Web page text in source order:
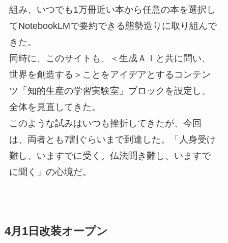
組み、いつでも1万冊近い本から任意の本を選択し
てNotebookLMで要約できる態勢造りに取り組んで
きた。
同時に、このサイトも、＜生成ＡＩと共に問い、
世界を創造する＞ことをアイデアとするコンテン
ツ「知的生産の学習実験室」ブロックを設定し、
全体を見直してきた。
このような試みはいつも挫折してきたが、今回
は、両者とも7割ぐらいまで到達した。「人身受け
難し、いますでに受く。仏法聞き難し、いますで
に聞く」の心境だ。
4月1日改装オープン